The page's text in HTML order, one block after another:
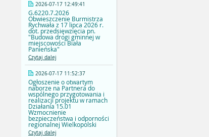
2026-07-17 12:49:41
G.6220.7.2026
Obwieszczenie Burmistrza
Rychwała z 17 lipca 2026 r.
dot. przedsięwzięcia pn.
"Budowa drogi gminnej w
miejscowości Biała
Panieńska"
Czytaj dalej
2026-07-17 11:52:37
Ogłoszenie o otwartym
naborze na Partnera do
wspólnego przygotowania i
realizacji projektu w ramach
Działania 15.01
Wzmocnienie
bezpieczeństwa i odporności
regionalnej Wielkopolski
Czytaj dalej